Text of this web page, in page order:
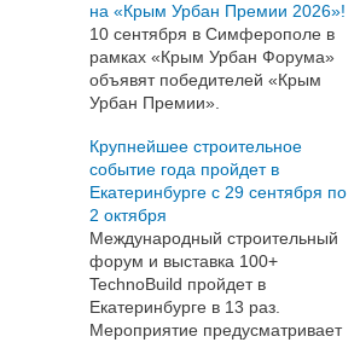
на «Крым Урбан Премии 2026»!
10 сентября в Симферополе в
рамках «Крым Урбан Форума»
объявят победителей «Крым
Урбан Премии».
Крупнейшее строительное
событие года пройдет в
Екатеринбурге с 29 сентября по
2 октября
Международный строительный
форум и выставка 100+
TechnoBuild пройдет в
Екатеринбурге в 13 раз.
Мероприятие предусматривает